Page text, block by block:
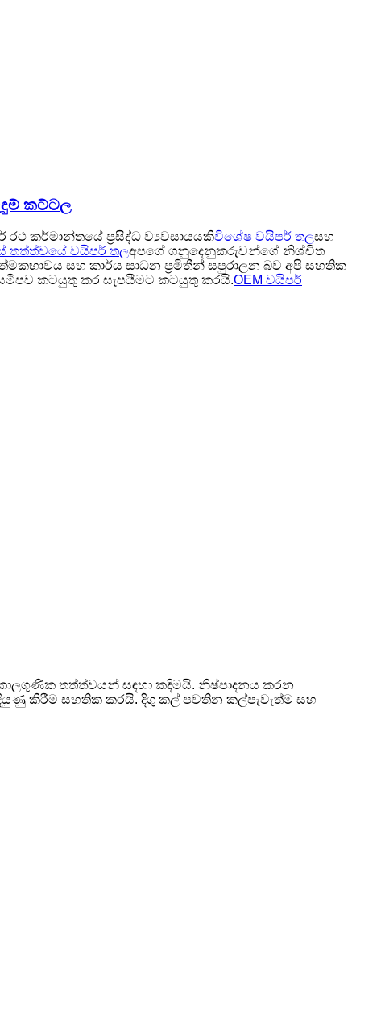
කට්ටල
කර්මාන්තයේ ප්‍රසිද්ධ ව්‍යවසායයකිවිශේෂ වයිපර් තලසහ
තත්ත්වයේ වයිපර් තලඅපගේ ගනුදෙනුකරුවන්ගේ නිශ්චිත
සහ කාර්ය සාධන ප්‍රමිතීන් සපුරාලන බව අපි සහතික
කටයුතු කර සැපයීමට කටයුතු කරයි.OEM වයිපර්
තත්ත්වයන් සඳහා කදිමයි. නිෂ්පාදනය කරන
දියුණු කිරීම සහතික කරයි. දිගු කල් පවතින කල්පැවැත්ම සහ